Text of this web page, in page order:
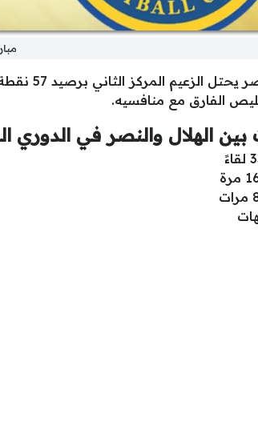
بين الهلال والنصر في الدوري